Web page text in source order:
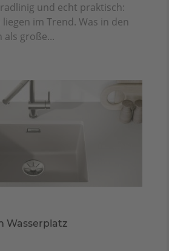
und echt praktisch:
im Trend. Was in den
als große...
Wasserplatz